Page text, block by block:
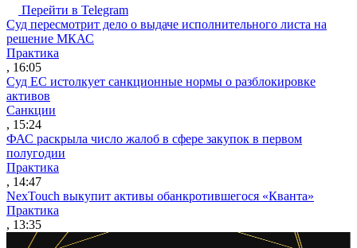
Перейти в Telegram
Суд пересмотрит дело о выдаче исполнительного листа на
решение МКАС
Практика
, 16:05
Суд ЕС истолкует санкционные нормы о разблокировке
активов
Санкции
, 15:24
ФАС раскрыла число жалоб в сфере закупок в первом
полугодии
Практика
, 14:47
NexTouch выкупит активы обанкротившегося «Кванта»
Практика
, 13:35